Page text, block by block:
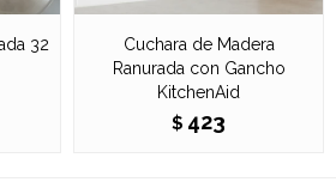
32
Cuchara de Madera
Ranurada con Gancho
KitchenAid
$ 423